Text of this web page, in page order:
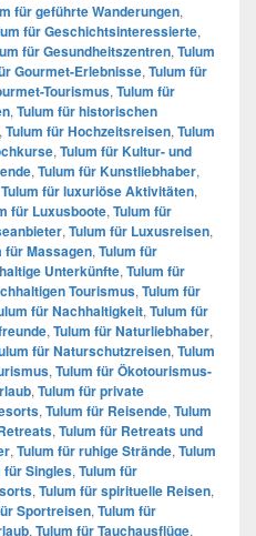
für geführte Wanderungen,
für Geschichtsinteressierte,
für Gesundheitszentren, Tulum
Gourmet-Erlebnisse, Tulum für
Tourismus, Tulum für
, Tulum für historischen
, Tulum für Hochzeitsreisen, Tulum
, Tulum für Kultur- und
, Tulum für Kunstliebhaber,
Tulum für luxuriöse Aktivitäten,
für Luxusboote, Tulum für
, Tulum für Luxusreisen,
für Massagen, Tulum für
Unterkünfte, Tulum für
Tourismus, Tulum für
für Nachhaltigkeit, Tulum für
, Tulum für Naturliebhaber,
für Naturschutzreisen, Tulum
, Tulum für Ökotourismus-
, Tulum für private
, Tulum für Reisende, Tulum
, Tulum für Retreats und
, Tulum für ruhige Strände, Tulum
für Singles, Tulum für
, Tulum für spirituelle Reisen,
Sportreisen, Tulum für
, Tulum für Tauchausflüge,